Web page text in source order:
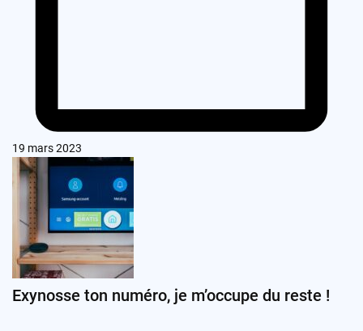
19 mars 2023
Exynosse ton numéro, je m’occupe du reste !